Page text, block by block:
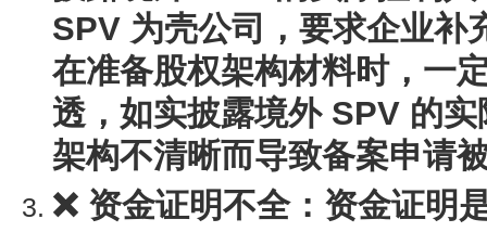
SPV 为壳公司，要求企业补
在准备股权架构材料时，一
透，如实披露境外 SPV 的
架构不清晰而导致备案申请
❌ 资金证明不全：资金证明